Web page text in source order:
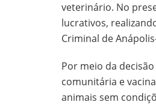
veterinário. No
lucrativos,
Criminal de
Por meio da
comunitária e
animais sem